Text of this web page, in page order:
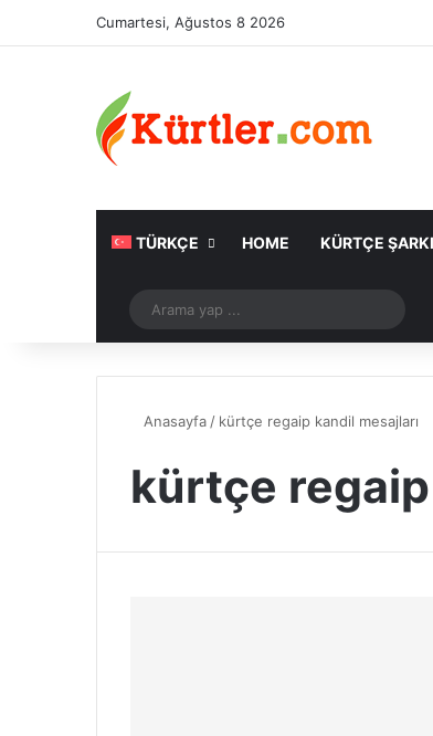
Cumartesi, Ağustos 8 2026
TÜRKÇE HOME KÜRTÇE
Rastgele Makale
yap
Anasayfa / kürtçe regaip kandil mesajları
kürtçe